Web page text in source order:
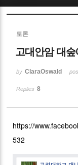
토론
고대안암 대
by ClaraOswald
Replies 8
https://
532